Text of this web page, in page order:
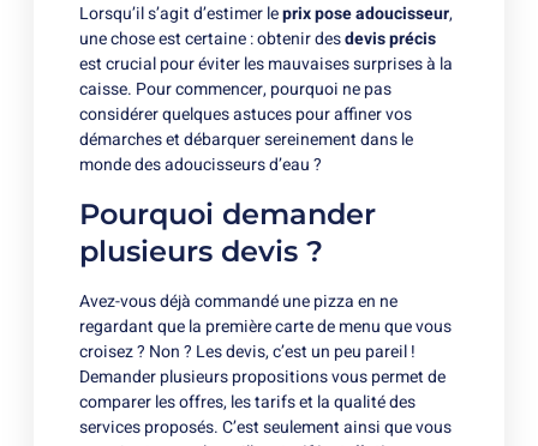
Lorsqu’il s’agit d’estimer leprix pose adoucisseur,
une chose est certaine : obtenir desdevis précis
est crucial pour éviter les mauvaises surprises à la
caisse. Pour commencer, pourquoi ne pas
considérer quelques astuces pour affiner vos
démarches et débarquer sereinement dans le
monde des adoucisseurs d’eau ?
Pourquoi demander
plusieurs devis ?
Avez-vous déjà commandé une pizza en ne
regardant que la première carte de menu que vous
croisez ? Non ? Les devis, c’est un peu pareil !
Demander plusieurs propositions vous permet de
comparer les offres, les tarifs et la qualité des
services proposés. C’est seulement ainsi que vous